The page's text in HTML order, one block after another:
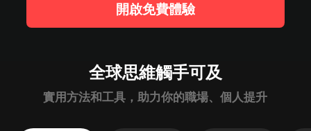
開啟免費體驗
全球思維觸手可及
實用方法和工具，助力你的職場、個人提升